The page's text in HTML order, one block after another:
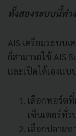
ทั้งสองระบบนี้ทำ
AIS เตรียมระบบ
ก็สามารถใช้ AIS
และเปิดได้เองแบ
เลือกพอร์ต
เซ็นเตอร์ทั่ว
เลือกปลายท